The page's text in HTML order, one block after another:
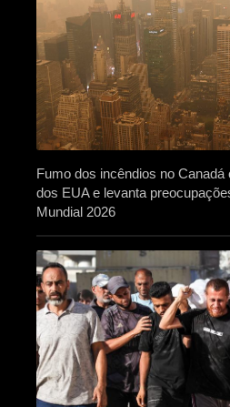
Fumo dos incêndios no
dos EUA e levanta
Mundial 2026